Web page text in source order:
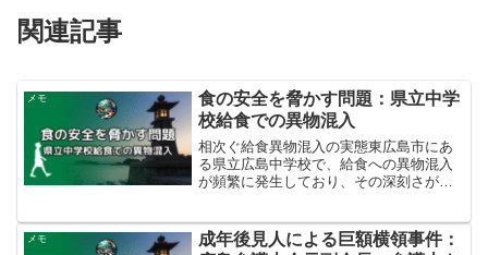
関連記事
メモ
食の安全を脅かす問題：県立中学
校給食での異物混入
相次ぐ給食異物混入の実態東広島市にあ
る県立広島中学校で、給食への異物混入
が頻繁に発生しており、その深刻さが浮
り、特に2025年度に入ってからも4月から
9月10日まで...
メモ
成年後見人による巨額横領事件：